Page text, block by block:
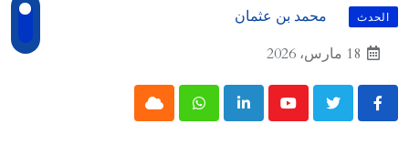
الحدث
محمد بن عثمان
18 مارس، 2026
Youtube
LinkedIn
Whatsapp
Cloud